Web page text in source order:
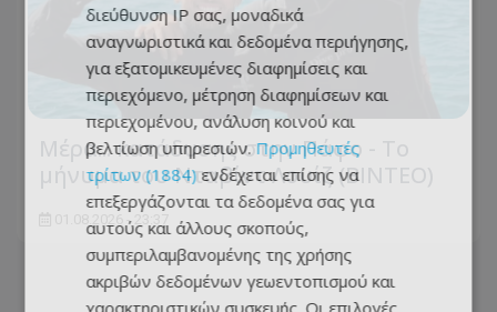
Μέρα... κατάδυσης στην Πάφο - Το
μήνυμα του Νταβίντ Λουίζ (ΒΙΝΤΕΟ)
01.08.2026 - 23:37
διεύθυνση IP σας, μοναδικά
αναγνωριστικά και δεδομένα περιήγησης,
για εξατομικευμένες διαφημίσεις και
περιεχόμενο, μέτρηση διαφημίσεων και
περιεχομένου, ανάλυση κοινού και
βελτίωση υπηρεσιών. Προμηθευτές
τρίτων (1884)ενδέχεται επίσης να
επεξεργάζονται τα δεδομένα σας για
αυτούς και άλλους σκοπούς,
συμπεριλαμβανομένης της χρήσης
ακριβών δεδομένων γεωεντοπισμού και
χαρακτηριστικών συσκευής. Οι επιλογές